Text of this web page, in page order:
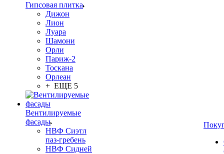
Гипсовая плитка
Дижон
Лион
Луара
Шамони
Орли
Париж-2
Тоскана
Орлеан
+ ЕЩЕ 5
Вентилируемые
фасады
НВФ Сиэтл
паз-гребень
НВФ Сидней